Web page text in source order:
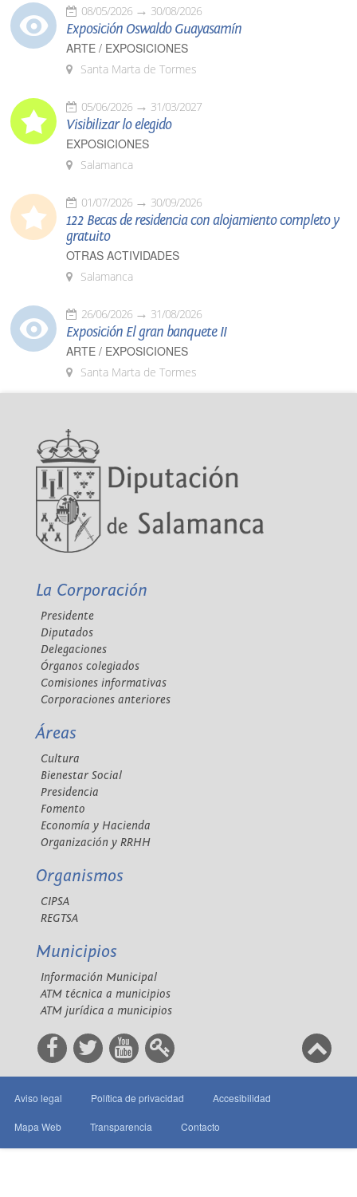
08/05/2026 30/08/2026
Exposición Oswaldo Guayasamín
ARTE / EXPOSICIONES
Santa Marta de Tormes
05/06/2026 31/03/2027
Visibilizar lo elegido
EXPOSICIONES
Salamanca
01/07/2026 30/09/2026
122 Becas de residencia con alojamiento completo y
gratuito
OTRAS ACTIVIDADES
Salamanca
26/06/2026 31/08/2026
Exposición El gran banquete II
ARTE / EXPOSICIONES
Santa Marta de Tormes
La Corporación
Presidente
Diputados
Delegaciones
Órganos colegiados
Comisiones informativas
Corporaciones anteriores
Áreas
Cultura
Bienestar Social
Presidencia
Fomento
Economía y Hacienda
Organización y RRHH
Organismos
CIPSA
REGTSA
Municipios
Información Municipal
ATM técnica a municipios
ATM jurídica a municipios
Aviso legal Política de privacidad Accesibilidad
Mapa Web Transparencia Contacto